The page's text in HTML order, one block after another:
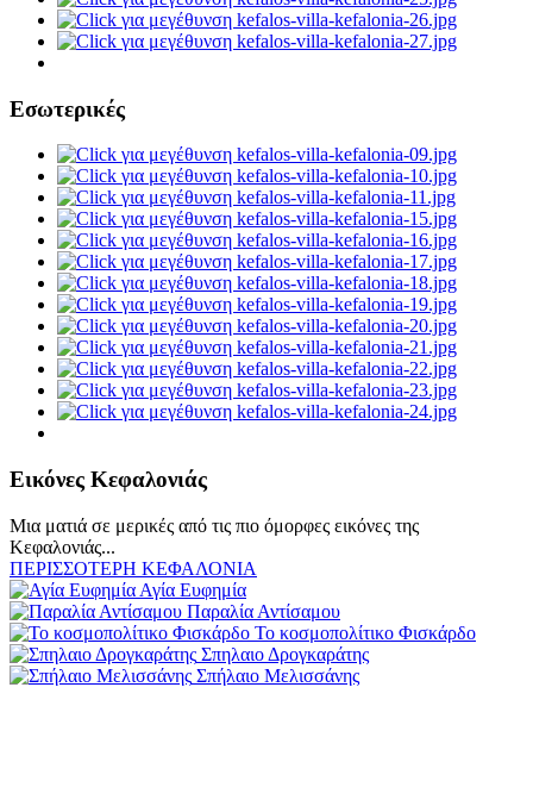
Εσωτερικές
Εικόνες Κεφαλονιάς
Μια ματιά σε μερικές από τις πιο όμορφες εικόνες της
Κεφαλονιάς...
ΠΕΡΙΣΣΟΤΕΡΗ ΚΕΦΑΛΟΝΙΑ
Αγία Ευφημία
Παραλία Αντίσαμου
Το κοσμοπολίτικο Φισκάρδο
Σπηλαιο Δρογκαράτης
Σπήλαιο Μελισσάνης